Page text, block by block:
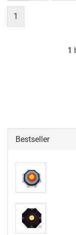
1
1
Bestseller